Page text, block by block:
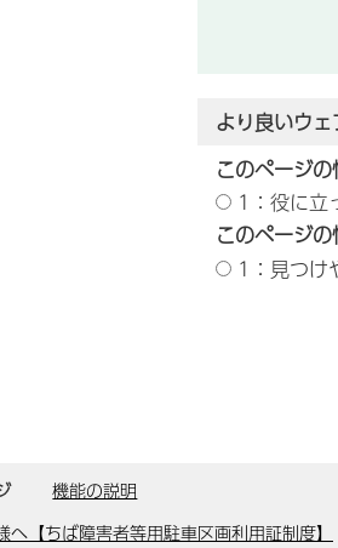
より良いウ
このページ
1：役に立
このページ
1：見つけ
機能の説明
【ちば障害者等用駐車区画利用証制度】